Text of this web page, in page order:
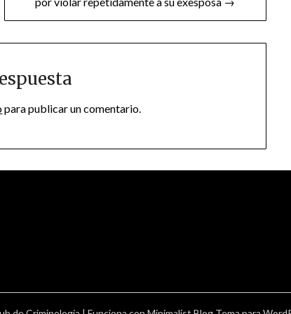
para publicar un comentario.